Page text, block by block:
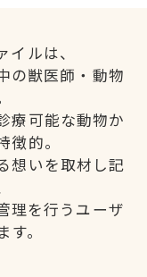
ルは、
の獣医師・動物
療可能な動物か
的。
想いを取材し記
理を行うユーザ
。